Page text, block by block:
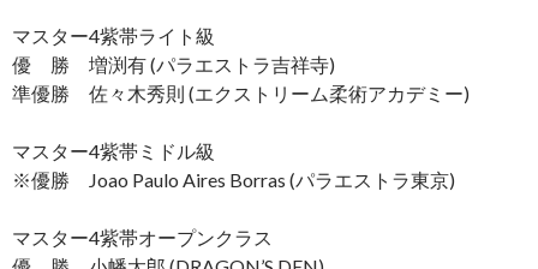
マスター4紫帯ライト級
優 勝 増渕有 (パラエストラ吉祥寺)
準優勝 佐々木秀則 (エクストリーム柔術アカデミー)
マスター4紫帯ミドル級
※優勝 Joao Paulo Aires Borras (パラエストラ東京)
マスター4紫帯オープンクラス